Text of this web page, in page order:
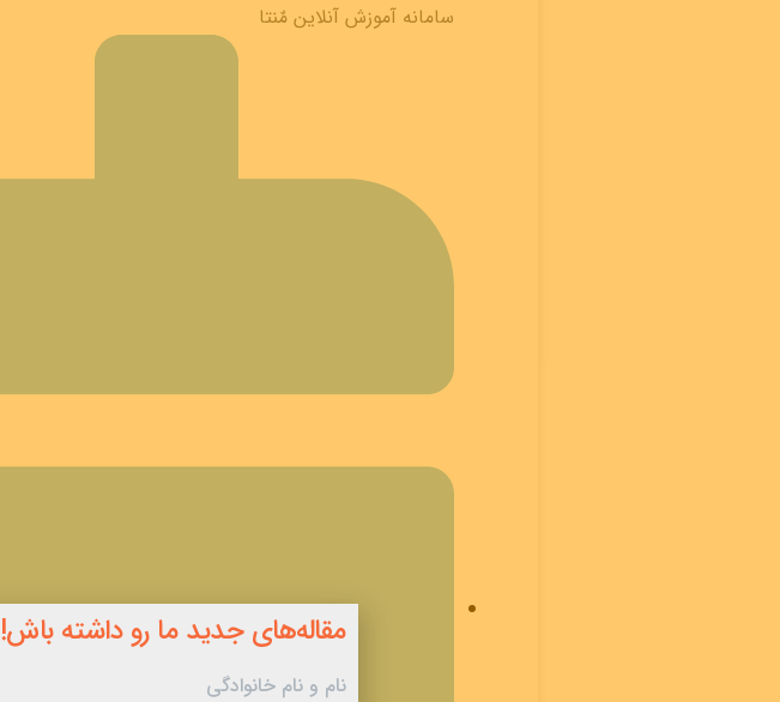
سامانه آموزش آنلاین مٌنتا
مقاله‌های جدید ما رو داشته باش!
نام و نام خانوادگی